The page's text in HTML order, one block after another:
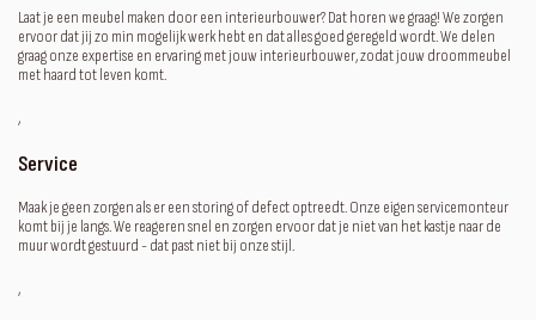
Laat je een meubel maken door een interieurbouwer? Dat horen we graag! We zorgen
ervoor dat jij zo min mogelijk werk hebt en dat alles goed geregeld wordt. We delen
graag onze expertise en ervaring met jouw interieurbouwer, zodat jouw droommeubel
met haard tot leven komt.
‚
Service
Maak je geen zorgen als er een storing of defect optreedt. Onze eigen servicemonteur
komt bij je langs. We reageren snel en zorgen ervoor dat je niet van het kastje naar de
muur wordt gestuurd - dat past niet bij onze stijl.
‚